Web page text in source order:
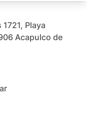
Playa
Acapulco de